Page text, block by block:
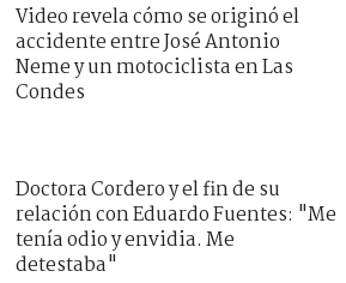
Video revela cómo se originó el
accidente entre José Antonio
Neme y un motociclista en Las
Condes
Doctora Cordero y el fin de su
relación con Eduardo Fuentes: "Me
tenía odio y envidia. Me
detestaba"